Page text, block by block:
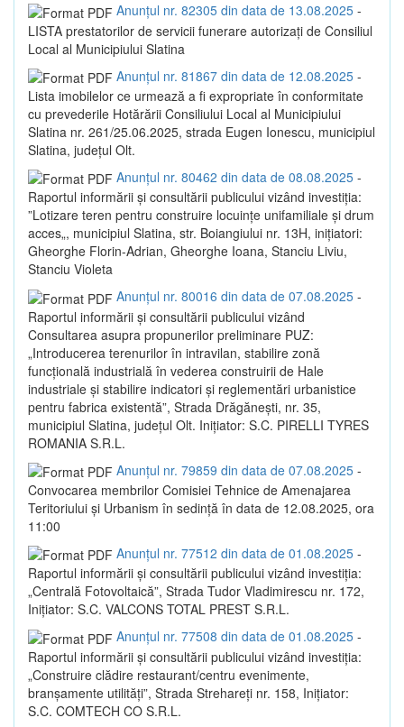
Anunțul nr. 82305 din data de 13.08.2025 -
LISTA prestatorilor de servicii funerare autorizaţi de Consiliul
Local al Municipiului Slatina
Anunțul nr. 81867 din data de 12.08.2025 -
Lista imobilelor ce urmează a fi expropriate în conformitate
cu prevederile Hotărării Consiliului Local al Municipiului
Slatina nr. 261/25.06.2025, strada Eugen Ionescu, municipiul
Slatina, județul Olt.
Anunțul nr. 80462 din data de 08.08.2025 -
Raportul informării și consultării publicului vizând investiția:
”Lotizare teren pentru construire locuințe unifamiliale și drum
acces„, municipiul Slatina, str. Boiangiului nr. 13H, inițiatori:
Gheorghe Florin-Adrian, Gheorghe Ioana, Stanciu Liviu,
Stanciu Violeta
Anunțul nr. 80016 din data de 07.08.2025 -
Raportul informării și consultării publicului vizând
Consultarea asupra propunerilor preliminare PUZ:
„Introducerea terenurilor în intravilan, stabilire zonă
funcțională industrială în vederea construirii de Hale
industriale și stabilire indicatori și reglementări urbanistice
pentru fabrica existentă”, Strada Drăgănești, nr. 35,
municipiul Slatina, județul Olt. Inițiator: S.C. PIRELLI TYRES
ROMANIA S.R.L.
Anunțul nr. 79859 din data de 07.08.2025 -
Convocarea membrilor Comisiei Tehnice de Amenajarea
Teritoriului și Urbanism în sedință în data de 12.08.2025, ora
11:00
Anunțul nr. 77512 din data de 01.08.2025 -
Raportul informării și consultării publicului vizând investiția:
„Centrală Fotovoltaică”, Strada Tudor Vladimirescu nr. 172,
Inițiator: S.C. VALCONS TOTAL PREST S.R.L.
Anunțul nr. 77508 din data de 01.08.2025 -
Raportul informării și consultării publicului vizând investiția:
„Construire clădire restaurant/centru evenimente,
branșamente utilități”, Strada Strehareți nr. 158, Inițiator:
S.C. COMTECH CO S.R.L.